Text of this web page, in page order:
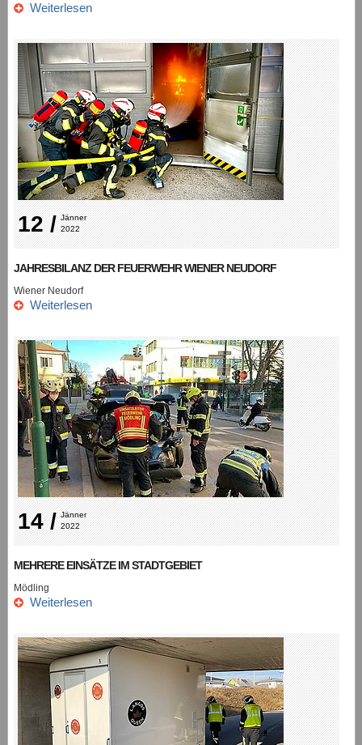
Weiterlesen
12 / Jänner
2022
JAHRESBILANZ DER FEUERWEHR WIENER NEUDORF
Wiener Neudorf
Weiterlesen
14 / Jänner
2022
MEHRERE EINSÄTZE IM STADTGEBIET
Mödling
Weiterlesen